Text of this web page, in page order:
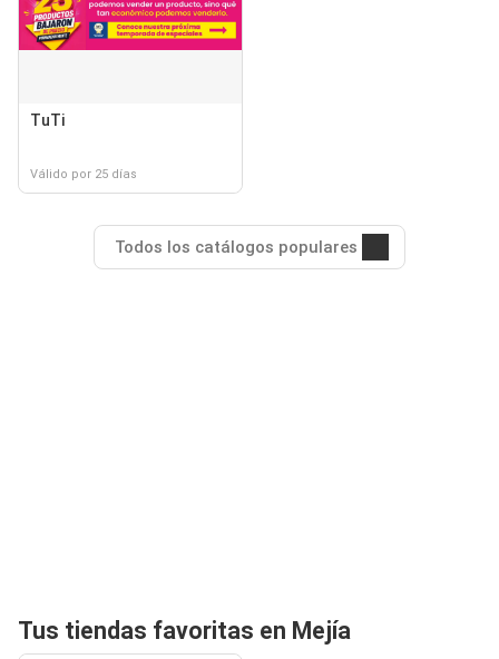
TuTi
Válido por 25 días
Todos los catálogos populares
Tus tiendas favoritas en Mejía